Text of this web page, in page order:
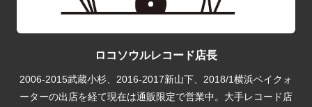
ロコソウルレコード店長
2006-2015武蔵小杉、2016-2017新山下、2018/1横浜ベイクォ
ーターの出店を経て現在は通販限定で営業中。大手レコード店